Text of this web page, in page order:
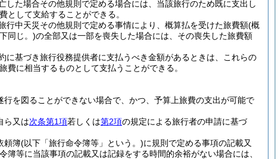
した場合その他規則で定める場合には、当該旅行のため既に支出し
として支給することができる。
行中天災その他規則で定める事情により、概算払を受けた旅費額(概
同じ。)の全部又は一部を喪失した場合には、その喪失した旅費額
に基づき旅行役務提供者に支払うべき金額があるときは、これらの
に相当するものとして支払うことができる。
を図ることができない場合で、かつ、予算上旅費の支出が可能で
ら又は次条第1項若しくは第2項の規定による旅行者の申請に基づ
頼簿(以下「旅行命令簿等」という。)に規則で定める事項の記載又
簿等に当該事項の記載又は記録をする時間的余裕がない場合には、